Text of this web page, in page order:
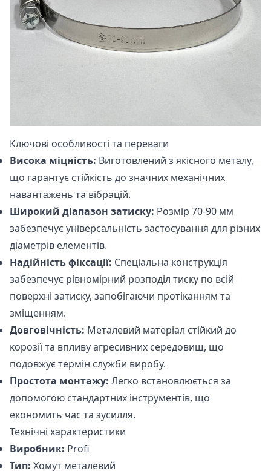
Ключові особливості та переваги
Висока міцність: Виготовлений з якісного металу,
що гарантує стійкість до значних механічних
навантажень та вібрацій.
Широкий діапазон затиску: Розмір 70-90 мм
забезпечує універсальність застосування для різних
діаметрів елементів.
Надійність фіксації: Спеціальна конструкція
забезпечує рівномірний розподіл тиску по всій
поверхні затиску, запобігаючи протіканням та
зміщенням.
Довговічність: Металевий матеріал стійкий до
корозії та впливу агресивних середовищ, що
подовжує термін служби виробу.
Простота монтажу: Легко встановлюється за
допомогою стандартних інструментів, що
економить час та зусилля.
Технічні характеристики
Виробник: Profi
Тип: Хомут металевий